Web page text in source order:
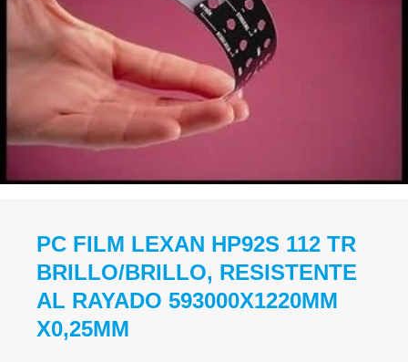
PC FILM LEXAN HP92S 112 TR
BRILLO/BRILLO, RESISTENTE
AL RAYADO 593000X1220MM
X0,25MM